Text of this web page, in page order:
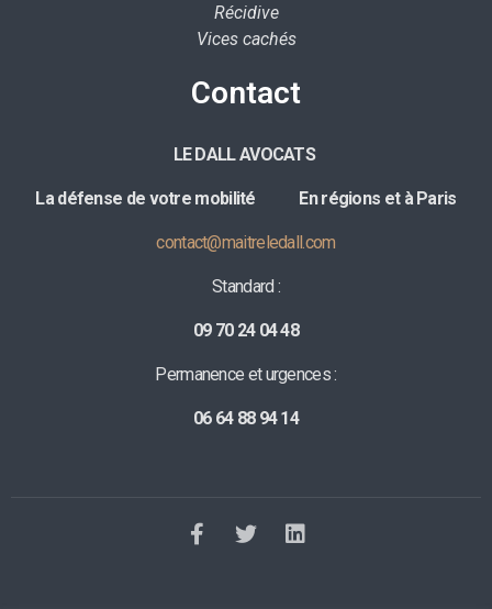
Récidive
Vices cachés
Contact
LE DALL AVOCATS
La défense de votre mobilité En régions et à Paris
contact@maitreledall.com
Standard :
09 70 24 04 48
Permanence et urgences :
06 64 88 94 14